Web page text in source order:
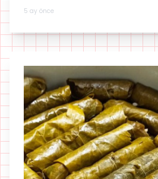
5 ay önce